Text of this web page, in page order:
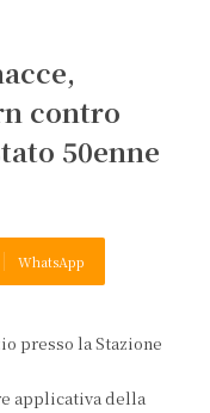
contro
50enne
WhatsApp
presso la Stazione
applicativa della